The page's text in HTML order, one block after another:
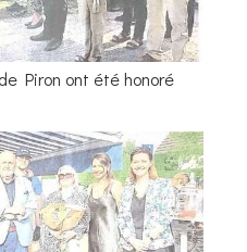
Piron ont été honoré